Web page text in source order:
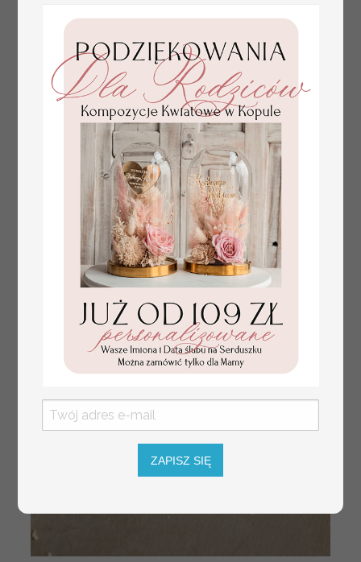
plan stołów weselnych
usadzenie gości na
weselu, tablica
informacyjna dla gości
weselnych, plan stołów
na weselu ze zdjęciem
Pary Młodej, plan
usadzenia gości
Promocja:
100 PLN / 125.00 PLN
ZAPISZ SIĘ